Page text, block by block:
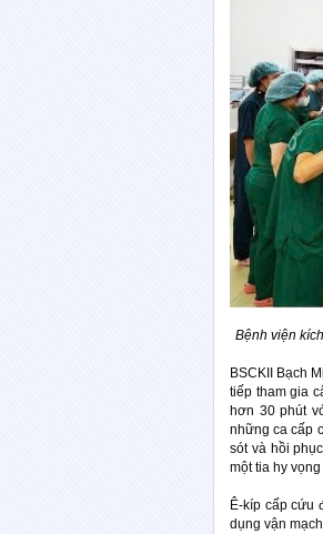
Bệnh viện
BSCKII Bạch
tiếp tham gia
hơn 30 phút
những ca cấp
sót và hồi
một tia hy vọng
Ê-kíp cấp cứu
dụng vận